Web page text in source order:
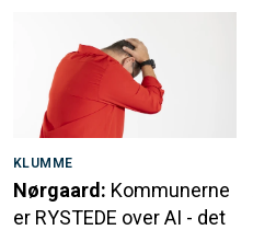
KLUMME
Nørgaard: Kommunerne
er RYSTEDE over AI - det